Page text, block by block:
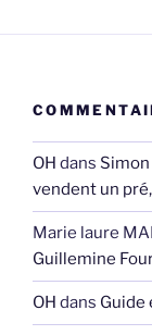
OH dans
vendent un
Marie laure
Guillemine
OH dans Guide